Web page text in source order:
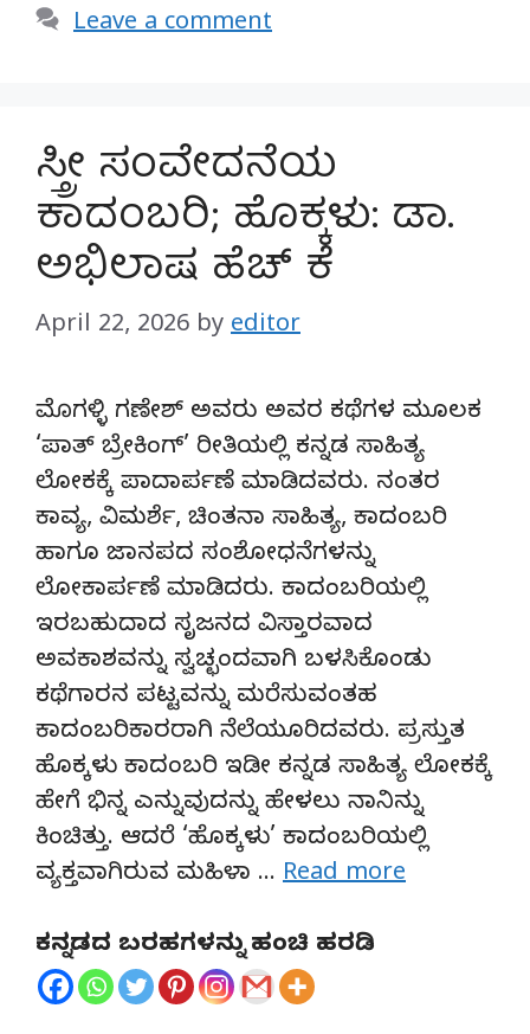
Leave a comment
ಸ್ತ್ರೀ ಸಂವೇದನೆಯ
ಕಾದಂಬರಿ; ಹೊಕ್ಕಳು: ಡಾ.
ಅಭಿಲಾಷ ಹೆಚ್ ಕೆ
April 22, 2026 by editor
ಮೊಗಳ್ಳಿ ಗಣೇಶ್ ಅವರು ಅವರ ಕಥೆಗಳ ಮೂಲಕ
‘ಪಾತ್ ಬ್ರೇಕಿಂಗ್’ ರೀತಿಯಲ್ಲಿ ಕನ್ನಡ ಸಾಹಿತ್ಯ
ಲೋಕಕ್ಕೆ ಪಾದಾರ್ಪಣೆ ಮಾಡಿದವರು. ನಂತರ
ಕಾವ್ಯ, ವಿಮರ್ಶೆ, ಚಿಂತನಾ ಸಾಹಿತ್ಯ, ಕಾದಂಬರಿ
ಹಾಗೂ ಜಾನಪದ ಸಂಶೋಧನೆಗಳನ್ನು
ಲೋಕಾರ್ಪಣೆ ಮಾಡಿದರು. ಕಾದಂಬರಿಯಲ್ಲಿ
ಇರಬಹುದಾದ ಸೃಜನದ ವಿಸ್ತಾರವಾದ
ಅವಕಾಶವನ್ನು ಸ್ವಚ್ಛಂದವಾಗಿ ಬಳಸಿಕೊಂಡು
ಕಥೆಗಾರನ ಪಟ್ಟವನ್ನು ಮರೆಸುವಂತಹ
ಕಾದಂಬರಿಕಾರರಾಗಿ ನೆಲೆಯೂರಿದವರು. ಪ್ರಸ್ತುತ
ಹೊಕ್ಕಳು ಕಾದಂಬರಿ ಇಡೀ ಕನ್ನಡ ಸಾಹಿತ್ಯ ಲೋಕಕ್ಕೆ
ಹೇಗೆ ಭಿನ್ನ ಎನ್ನುವುದನ್ನು ಹೇಳಲು ನಾನಿನ್ನು
ಕಿಂಚಿತ್ತು. ಆದರೆ ‘ಹೊಕ್ಕಳು’ ಕಾದಂಬರಿಯಲ್ಲಿ
ವ್ಯಕ್ತವಾಗಿರುವ ಮಹಿಳಾ … Read more
ಕನ್ನಡದ ಬರಹಗಳನ್ನು ಹಂಚಿ ಹರಡಿ